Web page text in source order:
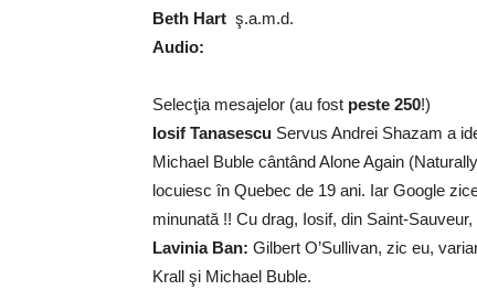
Beth Hart ş.a.m.d.
Audio:
Selecţia mesajelor (au fost peste 250!)
Iosif Tanasescu Servus Andrei Shazam a
Michael Buble cântând Alone Again
locuiesc în Quebec de 19 ani. Iar Google
minunată !! Cu drag, Iosif, din Saint-
Lavinia Ban: Gilbert O’Sullivan, zic eu,
Krall şi Michael Buble.